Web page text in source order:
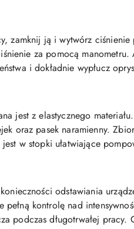
zamknij ją i wytwórz
za pomocą
i dokładnie wypłucz
jest z elastycznego
oraz pasek naramienny.
w stopki ułatwiające
odstawiania
kontrolę nad
podczas długotrwałej